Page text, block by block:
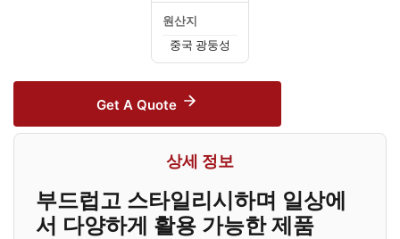
원산지
중국 광둥성
Get A Quote
상세 정보
부드럽고 스타일리시하며 일상에
서 다양하게 활용 가능한 제품